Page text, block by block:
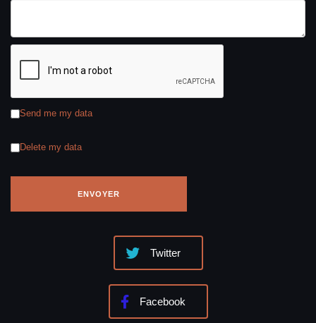
Send me my data
Delete my data
Twitter
Facebook